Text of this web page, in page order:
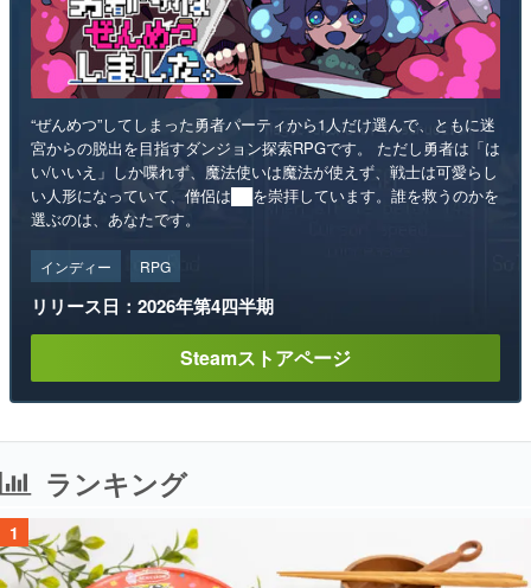
“ぜんめつ”してしまった勇者パーティから1人だけ選んで、ともに迷
宮からの脱出を目指すダンジョン探索RPGです。 ただし勇者は「は
い/いいえ」しか喋れず、魔法使いは魔法が使えず、戦士は可愛らし
い人形になっていて、僧侶は██を崇拝しています。誰を救うのかを
選ぶのは、あなたです。
インディー RPG
リリース日：2026年第4四半期
Steamストアページ
ランキング
1